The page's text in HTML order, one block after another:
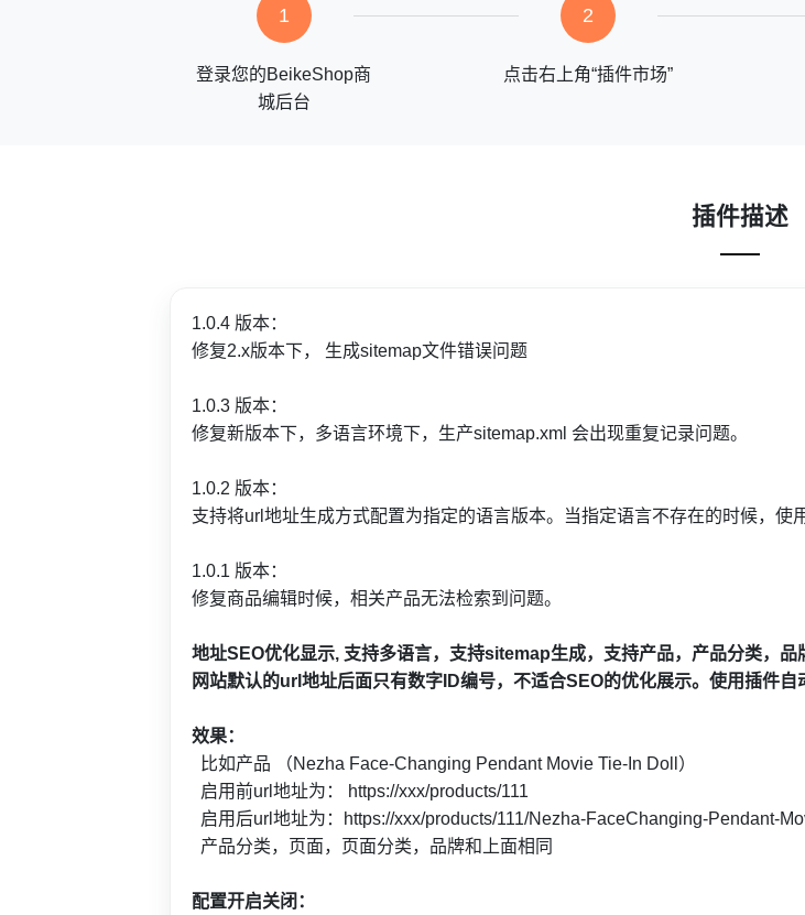
1
登录您的BeikeShop商
城后台
2
点击右上角“插件市场”
插件描述
1.0.4 版本：
修复2.x版本下， 生成sitemap文件错误问题
1.0.3 版本：
修复新版本下，多语言环境下，生产sitemap.xml 会出现重复记录问题。
1.0.2 版本：
支持将url地址生成方式配置为指定的语言版本。当指定语言不存在的时候，使
1.0.1 版本：
修复商品编辑时候，相关产品无法检索到问题。
地址SEO优化显示, 支持多语言，支持sitemap生成，支持产品，产品分类，品
网站默认的url地址后面只有数字ID编号，不适合SEO的优化展示。使用插件
效果：
比如产品 （Nezha Face-Changing Pendant Movie Tie-In Doll）
启用前url地址为： https://xxx/products/111
启用后url地址为：https://xxx/products/111/Nezha-FaceChanging-Pendant-
产品分类，页面，页面分类，品牌和上面相同
配置开启关闭：